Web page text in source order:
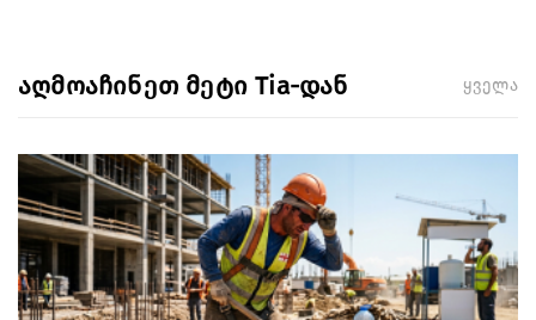
აღმოაჩინეთ მეტი Tia-დან ყველა